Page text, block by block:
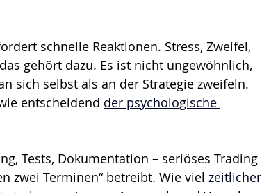
schnelle Reaktionen. Stress, Zweifel,
gehört dazu. Es ist nicht ungewöhnlich,
sich selbst als an der Strategie zweifeln.
entscheidend der psychologische
Tests, Dokumentation – seriöses Trading
zwei Terminen“ betreibt. Wie viel zeitlicher